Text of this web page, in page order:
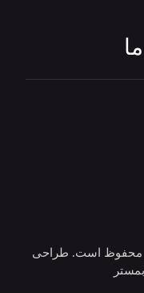
محفوظ است. طراحی